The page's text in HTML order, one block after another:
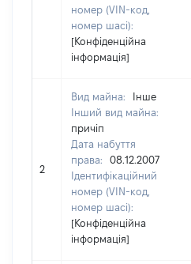
номер (VIN-код,
номер шасі):
[Конфіденційна
інформація]
2
Вид майна:
Інше
Інший вид майна:
причіп
Дата набуття
права:
08.12.2007
Ідентифікаційний
номер (VIN-код,
номер шасі):
[Конфіденційна
інформація]